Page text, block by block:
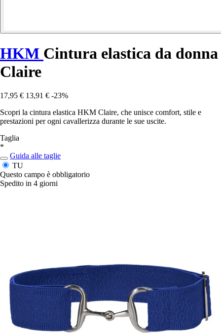
HKM Cintura elastica da donna
Claire
17,95 € 13,91 € -23%
Scopri la cintura elastica HKM Claire, che unisce comfort, stile e
prestazioni per ogni cavallerizza durante le sue uscite.
Taglia
*
Guida alle taglie
TU
Questo campo è obbligatorio
Spedito in 4 giorni